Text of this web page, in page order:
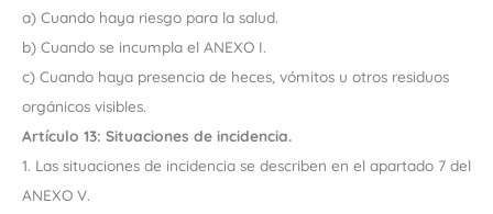
a) Cuando haya riesgo para la salud.
b) Cuando se incumpla el ANEXO I.
c) Cuando haya presencia de heces, vómitos u otros residuos
orgánicos visibles.
Artículo 13: Situaciones de incidencia.
1. Las situaciones de incidencia se describen en el apartado 7 del
ANEXO V.